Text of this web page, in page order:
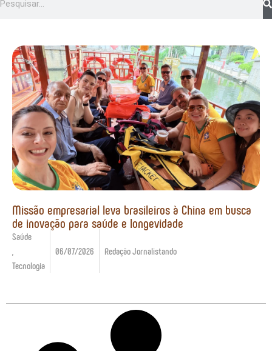
Missão empresarial leva brasileiros à China em busca
de inovação para saúde e longevidade
Saúde
Tecnologia
06/07/2026 Redação Jornalistando